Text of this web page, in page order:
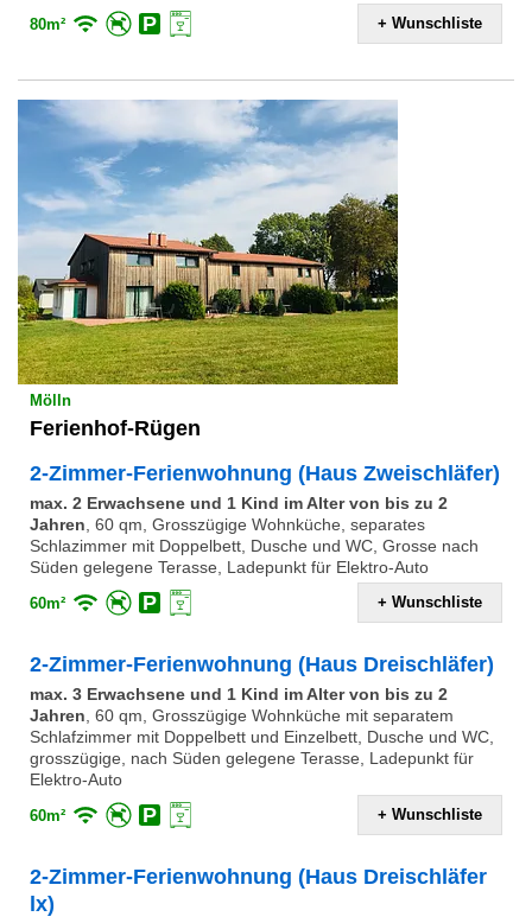
80m² + Wunschliste
Mölln
Ferienhof-Rügen
2-Zimmer-Ferienwohnung (Haus Zweischläfer)
max. 2 Erwachsene und 1 Kind im Alter von bis zu 2
Jahren, 60 qm, Grosszügige Wohnküche, separates
Schlazimmer mit Doppelbett, Dusche und WC, Grosse nach
Süden gelegene Terasse, Ladepunkt für Elektro-Auto
60m² + Wunschliste
2-Zimmer-Ferienwohnung (Haus Dreischläfer)
max. 3 Erwachsene und 1 Kind im Alter von bis zu 2
Jahren, 60 qm, Grosszügige Wohnküche mit separatem
Schlafzimmer mit Doppelbett und Einzelbett, Dusche und WC,
grosszügige, nach Süden gelegene Terasse, Ladepunkt für
Elektro-Auto
60m² + Wunschliste
2-Zimmer-Ferienwohnung (Haus Dreischläfer
lx)